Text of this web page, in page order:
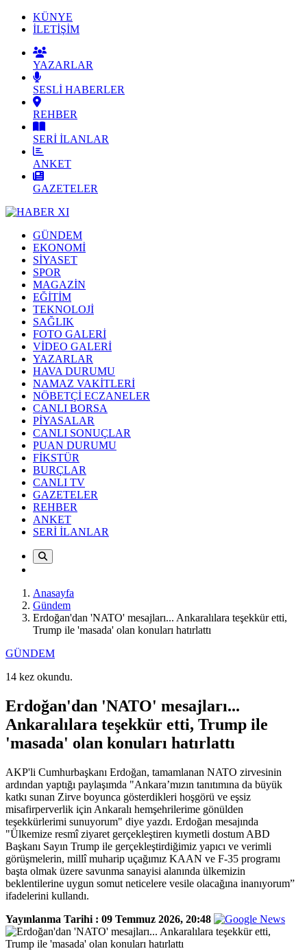
KÜNYE
İLETİŞİM
YAZARLAR
SESLİ HABERLER
REHBER
SERİ İLANLAR
ANKET
GAZETELER
GÜNDEM
EKONOMİ
SİYASET
SPOR
MAGAZİN
EĞİTİM
TEKNOLOJİ
SAĞLIK
FOTO GALERİ
VİDEO GALERİ
YAZARLAR
HAVA DURUMU
NAMAZ VAKİTLERİ
NÖBETÇİ ECZANELER
CANLI BORSA
PİYASALAR
CANLI SONUÇLAR
PUAN DURUMU
FİKSTÜR
BURÇLAR
CANLI TV
GAZETELER
REHBER
ANKET
SERİ İLANLAR
Anasayfa
Gündem
Erdoğan'dan 'NATO' mesajları... Ankaralılara teşekkür etti,
Trump ile 'masada' olan konuları hatırlattı
GÜNDEM
14 kez okundu.
Erdoğan'dan 'NATO' mesajları...
Ankaralılara teşekkür etti, Trump ile
'masada' olan konuları hatırlattı
AKP'li Cumhurbaşkanı Erdoğan, tamamlanan NATO zirvesinin
ardından yaptığı paylaşımda "Ankara’mızın tanıtımına da büyük
katkı sunan Zirve boyunca gösterdikleri hoşgörü ve eşsiz
misafirperverlik için Ankaralı hemşehrilerime gönülden
teşekkürlerimi sunuyorum" diye yazdı. Erdoğan mesajında
"Ülkemize resmî ziyaret gerçekleştiren kıymetli dostum ABD
Başkanı Sayın Trump ile gerçekleştirdiğimiz yapıcı ve verimli
görüşmelerin, millî muharip uçağımız KAAN ve F-35 programı
başta olmak üzere savunma sanayisi alanında ülkemizin
beklentilerine uygun somut neticelere vesile olacağına inanıyorum”
ifadelerini kullandı.
Yayınlanma Tarihi : 09 Temmuz 2026, 20:48